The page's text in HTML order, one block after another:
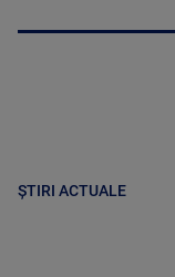
ȘTIRI ACTUALE